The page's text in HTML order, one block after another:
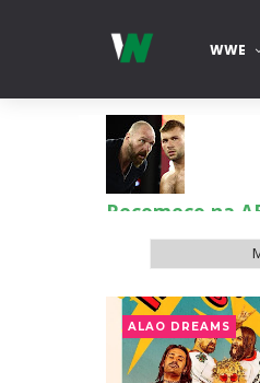
WWE
Recomeço na
SCSA867-Aug 07
Drama no
SCSA867-Aug 07
ALAO DREAMS